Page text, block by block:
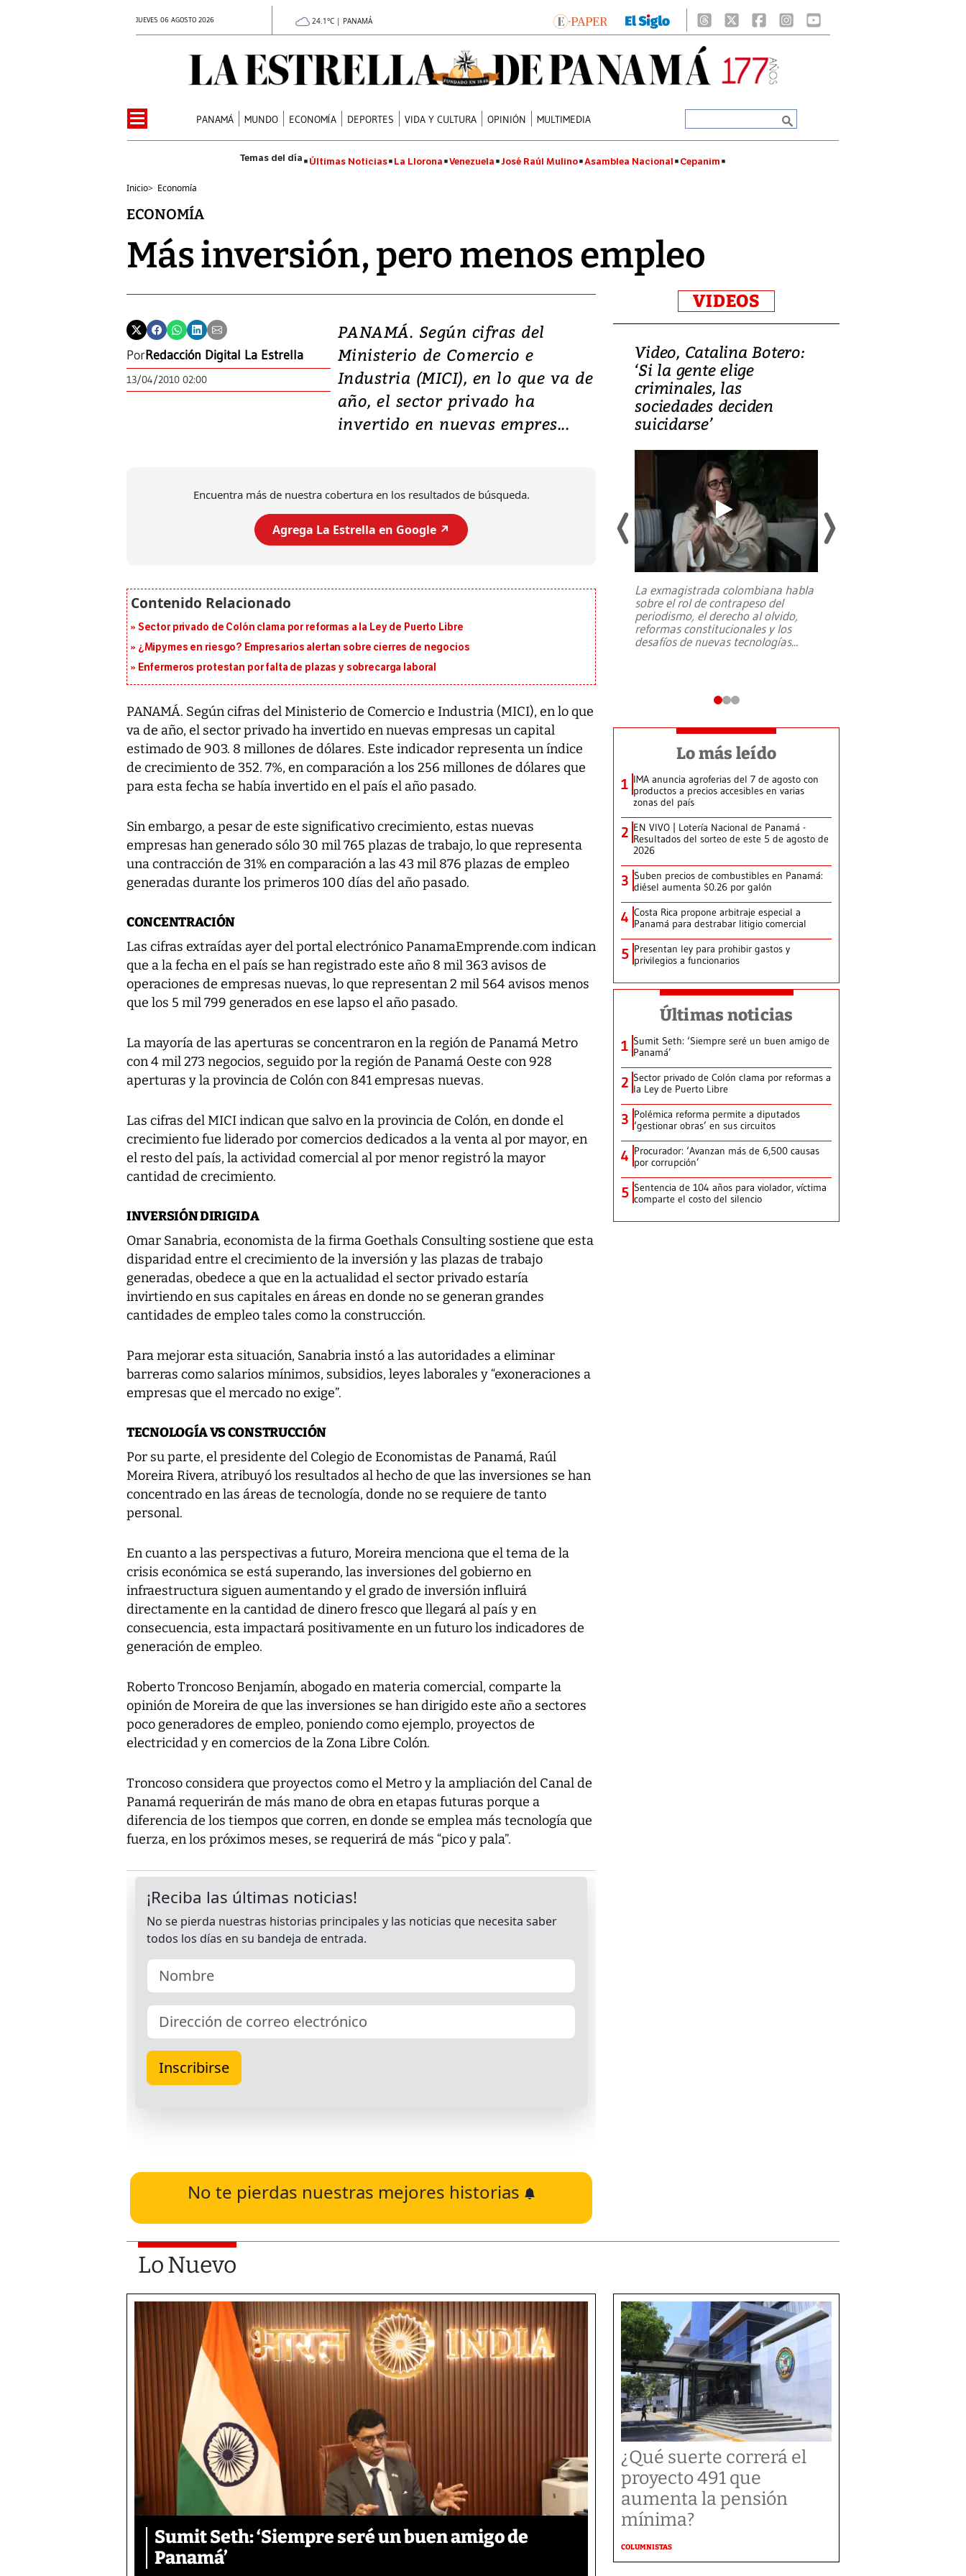
JUEVES 06 AGOSTO 2026 24.1°C | PANAMÁ
PANAMÁ MUNDO ECONOMÍA DEPORTES VIDA Y CULTURA OPINIÓN MULTIMEDIA
Últimas Noticias La Llorona Venezuela José Raúl Mulino Asamblea Nacional Cepanim
Inicio> Economía
ECONOMÍA
Más inversión, pero menos empleo
PorRedacción Digital La Estrella
13/04/2010 02:00
PANAMÁ. Según cifras del
Ministerio de Comercio e
Industria (MICI), en lo que va de
año, el sector privado ha
invertido en nuevas empres...
Encuentra más de nuestra cobertura en los resultados de búsqueda.
Agrega La Estrella en Google ↗️
Sector privado de Colón clama por reformas a la Ley de Puerto Libre
¿Mipymes en riesgo? Empresarios alertan sobre cierres de negocios
Enfermeros protestan por falta de plazas y sobrecarga laboral
PANAMÁ. Según cifras del Ministerio de Comercio e Industria (MICI), en lo que
va de año, el sector privado ha invertido en nuevas empresas un capital
estimado de 903. 8 millones de dólares. Este indicador representa un índice
de crecimiento de 352. 7%, en comparación a los 256 millones de dólares que
para esta fecha se había invertido en el país el año pasado.
Sin embargo, a pesar de este significativo crecimiento, estas nuevas
empresas han generado sólo 30 mil 765 plazas de trabajo, lo que representa
una contracción de 31% en comparación a las 43 mil 876 plazas de empleo
generadas durante los primeros 100 días del año pasado.
CONCENTRACIÓN
Las cifras extraídas ayer del portal electrónico PanamaEmprende.com indican
que a la fecha en el país se han registrado este año 8 mil 363 avisos de
operaciones de empresas nuevas, lo que representan 2 mil 564 avisos menos
que los 5 mil 799 generados en ese lapso el año pasado.
La mayoría de las aperturas se concentraron en la región de Panamá Metro
con 4 mil 273 negocios, seguido por la región de Panamá Oeste con 928
aperturas y la provincia de Colón con 841 empresas nuevas.
Las cifras del MICI indican que salvo en la provincia de Colón, en donde el
crecimiento fue liderado por comercios dedicados a la venta al por mayor, en
el resto del país, la actividad comercial al por menor registró la mayor
cantidad de crecimiento.
INVERSIÓN DIRIGIDA
Omar Sanabria, economista de la firma Goethals Consulting sostiene que esta
disparidad entre el crecimiento de la inversión y las plazas de trabajo
generadas, obedece a que en la actualidad el sector privado estaría
invirtiendo en sus capitales en áreas en donde no se generan grandes
cantidades de empleo tales como la construcción.
Para mejorar esta situación, Sanabria instó a las autoridades a eliminar
barreras como salarios mínimos, subsidios, leyes laborales y “exoneraciones a
empresas que el mercado no exige”.
TECNOLOGÍA VS CONSTRUCCIÓN
Por su parte, el presidente del Colegio de Economistas de Panamá, Raúl
Moreira Rivera, atribuyó los resultados al hecho de que las inversiones se han
concentrado en las áreas de tecnología, donde no se requiere de tanto
personal.
En cuanto a las perspectivas a futuro, Moreira menciona que el tema de la
crisis económica se está superando, las inversiones del gobierno en
infraestructura siguen aumentando y el grado de inversión influirá
directamente en la cantidad de dinero fresco que llegará al país y en
consecuencia, esta impactará positivamente en un futuro los indicadores de
generación de empleo.
Roberto Troncoso Benjamín, abogado en materia comercial, comparte la
opinión de Moreira de que las inversiones se han dirigido este año a sectores
poco generadores de empleo, poniendo como ejemplo, proyectos de
electricidad y en comercios de la Zona Libre Colón.
Troncoso considera que proyectos como el Metro y la ampliación del Canal de
Panamá requerirán de más mano de obra en etapas futuras porque a
diferencia de los tiempos que corren, en donde se emplea más tecnología que
fuerza, en los próximos meses, se requerirá de más “pico y pala”.
No te pierdas nuestras mejores historias
VIDEOS
Video, Japón: Terremoto
deja heridos y graves
daños en Kumamoto
al sur de Japón, provocando una
Video, Catalina Botero:
‘Si la gente elige
criminales, las
sociedades deciden
suicidarse’
La exmagistrada colombiana habla
sobre el rol de contrapeso del
periodismo, el derecho al olvido,
reformas constitucionales y los
desafíos de nuevas tecnologías...
Lo más leído
1 IMA anuncia agroferias del 7 de agosto con
productos a precios accesibles en varias
zonas del país
2 EN VIVO | Lotería Nacional de Panamá -
Resultados del sorteo de este 5 de agosto de
2026
3 Suben precios de combustibles en Panamá:
diésel aumenta $0.26 por galón
4 Costa Rica propone arbitraje especial a
Panamá para destrabar litigio comercial
5 Presentan ley para prohibir gastos y
privilegios a funcionarios
Últimas noticias
1 Sumit Seth: ‘Siempre seré un buen amigo de
Panamá’
2 Sector privado de Colón clama por reformas a
la Ley de Puerto Libre
3 Polémica reforma permite a diputados
‘gestionar obras’ en sus circuitos
4 Procurador: ‘Avanzan más de 6,500 causas
por corrupción’
5 Sentencia de 104 años para violador, víctima
comparte el costo del silencio
Lo Nuevo
Sumit Seth: ‘Siempre seré un buen amigo de
Panamá’
¿Qué suerte correrá el
proyecto 491 que
aumenta la pensión
mínima?
COLUMNISTAS